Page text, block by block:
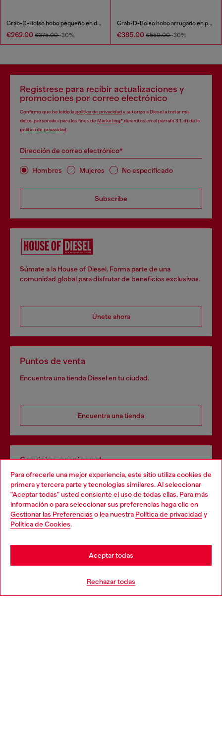
Para ofrecerle una mejor experiencia, este sitio utiliza cookies de
primera y tercera parte y tecnologías similares. Al seleccionar
"Aceptar todas" usted consiente el uso de todas ellas. Para más
información o para seleccionar sus preferencias haga clic en
Gestionar las Preferencias o lea nuestra Política de privacidad y
Política de Cookies.
Rechazar todas
Aceptar todas
Grab-D-Bolso hobo pequeño en denim satinado arrugado
€262.00 €375.00-30%
Grab-D-Bolso hobo arrugado en piel efecto serpiente
€385.00 €550.00-30%
Regístrese para recibir actualizaciones y
promociones por correo electrónico
Confirmo que he leído lapolítica de privacidady autorizo a Diesel a tratar mis
datos personales para los fines de Marketing*descritos en el párrafo 3.1, d) de la
política de privacidad.
Dirección de correo electrónico*
Hombres Mujeres No especificado
Subscribe
Súmate a la House of Diesel. Forma parte de una
comunidad global para disfrutar de beneficios exclusivos.
Únete ahora
Puntos de venta
Encuentra una tienda Diesel en tu ciudad.
Encuentra una tienda
Servicios omnicanal
Descubre todos nuestros servicios, tanto en línea como
en la tienda.
Choose your location
You are currently browsing España website, but it seems you
may be based in United States